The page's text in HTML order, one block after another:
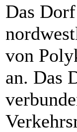
Das Dorf
von
an. Das